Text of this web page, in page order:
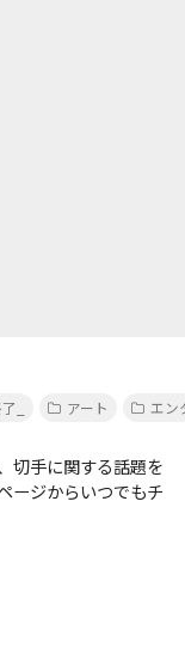
_ アート エン
切手に関する話題を
ージからいつでもチ